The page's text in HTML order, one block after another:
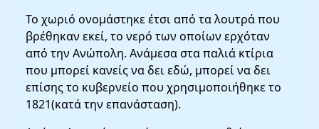
Το χωριό ονομάστηκε έτσι από τα λουτρά που
βρέθηκαν εκεί, το νερό των οποίων ερχόταν
από την Aνώπολη. Ανάμεσα στα παλιά κτίρια
που μπορεί κανείς να δει εδώ, μπορεί να δει
επίσης το κυβερνείο που χρησιμοποιήθηκε το
1821(κατά την επανάσταση).